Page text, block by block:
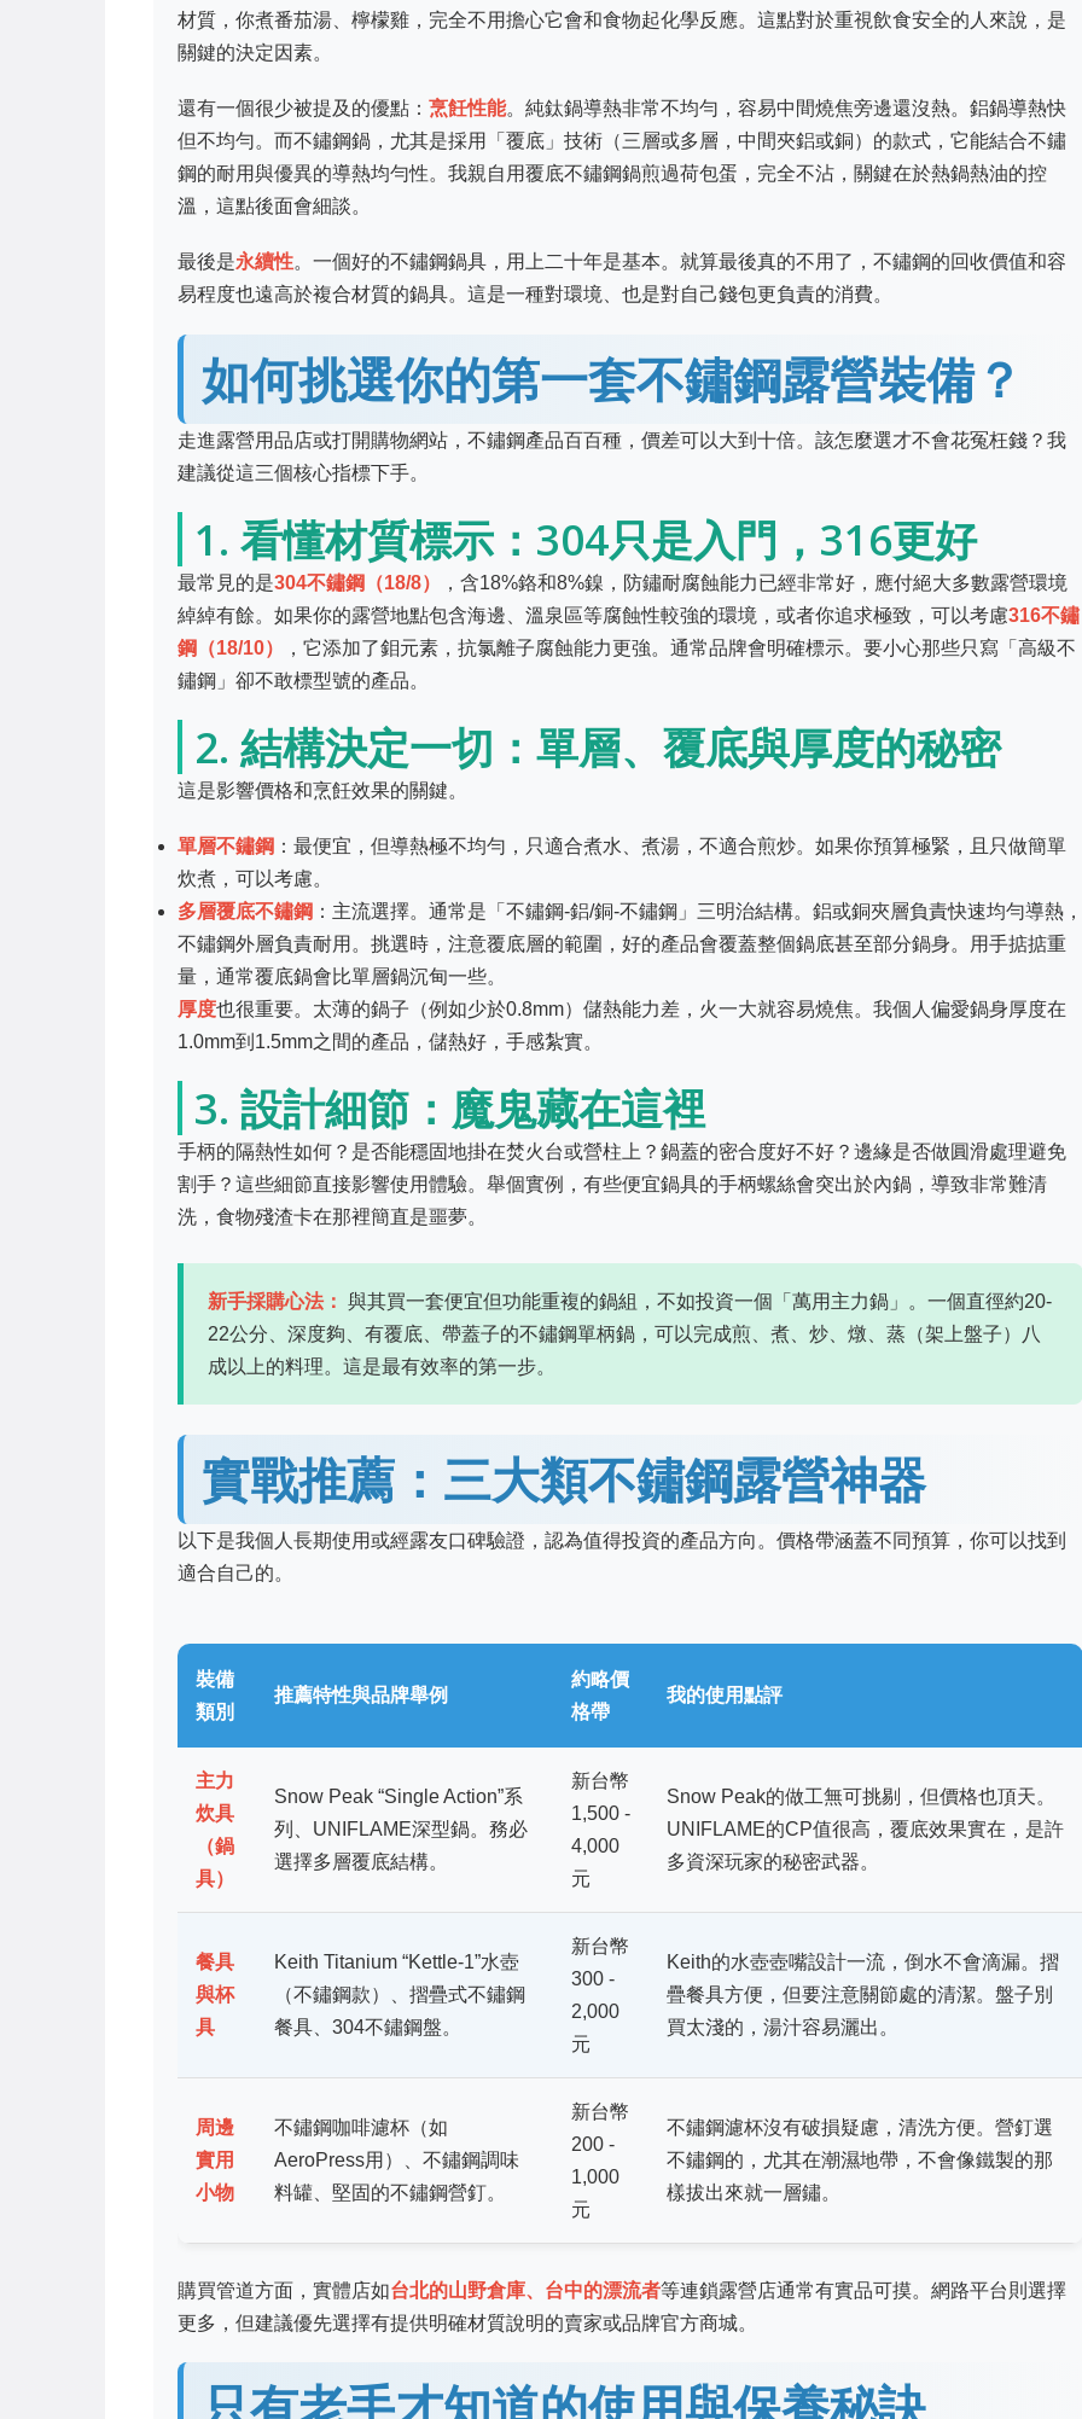
材質，你煮番茄湯、檸檬雞，完全不用擔心它會和食物起化學反應。這點對於重視飲食安全的人來說，是
關鍵的決定因素。
還有一個很少被提及的優點： 烹飪性能。純鈦鍋導熱非常不均勻，容易中間燒焦旁邊還沒熱。鋁鍋導熱快
但不均勻。而不鏽鋼鍋，尤其是採用「覆底」技術（三層或多層，中間夾鋁或銅）的款式，它能結合不鏽
鋼的耐用與優異的導熱均勻性。我親自用覆底不鏽鋼鍋煎過荷包蛋，完全不沾，關鍵在於熱鍋熱油的控
溫，這點後面會細談。
最後是永續性。一個好的不鏽鋼鍋具，用上二十年是基本。就算最後真的不用了，不鏽鋼的回收價值和容
易程度也遠高於複合材質的鍋具。這是一種對環境、也是對自己錢包更負責的消費。
如何挑選你的第一套不鏽鋼露營裝備？
走進露營用品店或打開購物網站，不鏽鋼產品百百種，價差可以大到十倍。該怎麼選才不會花冤枉錢？我
建議從這三個核心指標下手。
1. 看懂材質標示：304只是入門，316更好
最常見的是304不鏽鋼（18/8）
，含18%鉻和8%鎳，防鏽耐腐蝕能力已經非常好，應付絕大多數露營環境
綽綽有餘。如果你的露營地點包含海邊、溫泉區等腐蝕性較強的環境，或者你追求極致，可以考慮316不鏽
鋼（18/10）
，它添加了鉬元素，抗氯離子腐蝕能力更強。通常品牌會明確標示。要小心那些只寫「高級不
鏽鋼」卻不敢標型號的產品。
2. 結構決定一切：單層、覆底與厚度的秘密
這是影響價格和烹飪效果的關鍵。
單層不鏽鋼 ：最便宜，但導熱極不均勻，只適合煮水、煮湯，不適合煎炒。如果你預算極緊，且只做簡單
炊煮，可以考慮。
多層覆底不鏽鋼 ：主流選擇。通常是「不鏽鋼-鋁/銅-不鏽鋼」三明治結構。鋁或銅夾層負責快速均勻導熱，
不鏽鋼外層負責耐用。挑選時，注意覆底層的範圍，好的產品會覆蓋整個鍋底甚至部分鍋身。用手掂掂重
量，通常覆底鍋會比單層鍋沉甸一些。
厚度也很重要。太薄的鍋子（例如少於0.8mm）儲熱能力差，火一大就容易燒焦。我個人偏愛鍋身厚度在
1.0mm到1.5mm之間的產品，儲熱好，手感紮實。
3. 設計細節：魔鬼藏在這裡
手柄的隔熱性如何？是否能穩固地掛在焚火台或營柱上？鍋蓋的密合度好不好？邊緣是否做圓滑處理避免
割手？這些細節直接影響使用體驗。舉個實例，有些便宜鍋具的手柄螺絲會突出於內鍋，導致非常難清
洗，食物殘渣卡在那裡簡直是噩夢。
新手採購心法： 與其買一套便宜但功能重複的鍋組，不如投資一個「萬用主力鍋」。一個直徑約20-
22公分、深度夠、有覆底、帶蓋子的不鏽鋼單柄鍋，可以完成煎、煮、炒、燉、蒸（架上盤子）八
成以上的料理。這是最有效率的第一步。
實戰推薦：三大類不鏽鋼露營神器
以下是我個人長期使用或經露友口碑驗證，認為值得投資的產品方向。價格帶涵蓋不同預算，你可以找到
適合自己的。
裝備
類別
推薦特性與品牌舉例
約略價
格帶
我的使用點評
主力
炊具
（鍋
具）
Snow Peak “Single Action”系
列、UNIFLAME深型鍋。務必
選擇多層覆底結構。
新台幣
1,500 -
4,000
元
Snow Peak的做工無可挑剔，但價格也頂天。
UNIFLAME的CP值很高，覆底效果實在，是許
多資深玩家的秘密武器。
餐具
與杯
具
Keith Titanium “Kettle-1”水壺
（不鏽鋼款）、摺疊式不鏽鋼
餐具、304不鏽鋼盤。
新台幣
300 -
2,000
元
Keith的水壺壺嘴設計一流，倒水不會滴漏。摺
疊餐具方便，但要注意關節處的清潔。盤子別
買太淺的，湯汁容易灑出。
周邊
實用
小物
不鏽鋼咖啡濾杯（如
AeroPress用）、不鏽鋼調味
料罐、堅固的不鏽鋼營釘。
新台幣
200 -
1,000
元
不鏽鋼濾杯沒有破損疑慮，清洗方便。營釘選
不鏽鋼的，尤其在潮濕地帶，不會像鐵製的那
樣拔出來就一層鏽。
購買管道方面，實體店如台北的山野倉庫、台中的漂流者等連鎖露營店通常有實品可摸。網路平台則選擇
更多，但建議優先選擇有提供明確材質說明的賣家或品牌官方商城。